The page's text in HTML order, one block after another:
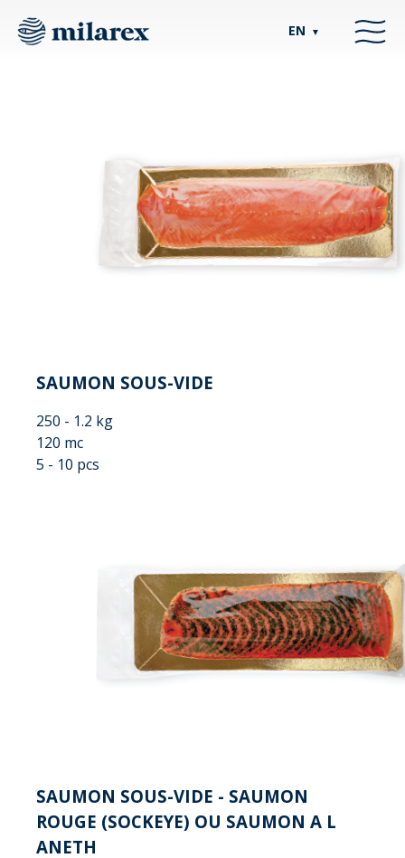
EN ▼
SAUMON SOUS-VIDE
250 - 1.2 kg
120 mc
5 - 10 pcs
SAUMON SOUS-VIDE - SAUMON
ROUGE (SOCKEYE) OU SAUMON A L
ANETH